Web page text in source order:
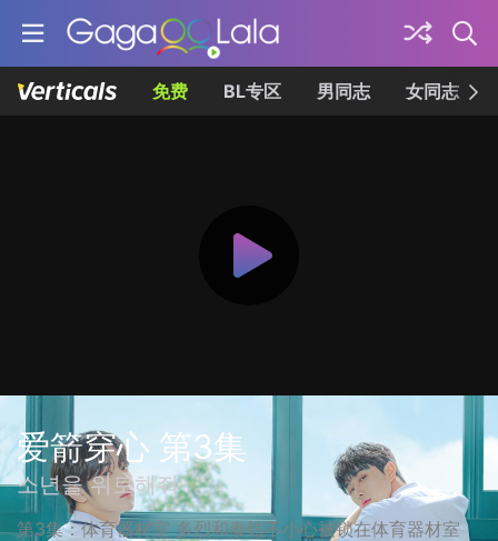
免费 BL专区 男同志 女同志
爱箭穿心 第3集
소년을 위로해줘
第3集：体育器材室 多烈和泰铉不小心被锁在体育器材室